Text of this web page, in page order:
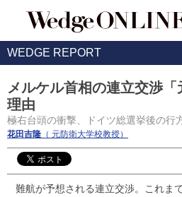
WEDGE REPORT
メルケル首相の連立交渉
理由
極右台頭の衝撃、ドイツ総選挙後の行
花田吉隆 （ 元防衛大学校教授）
難航が予想される連立交渉。これま